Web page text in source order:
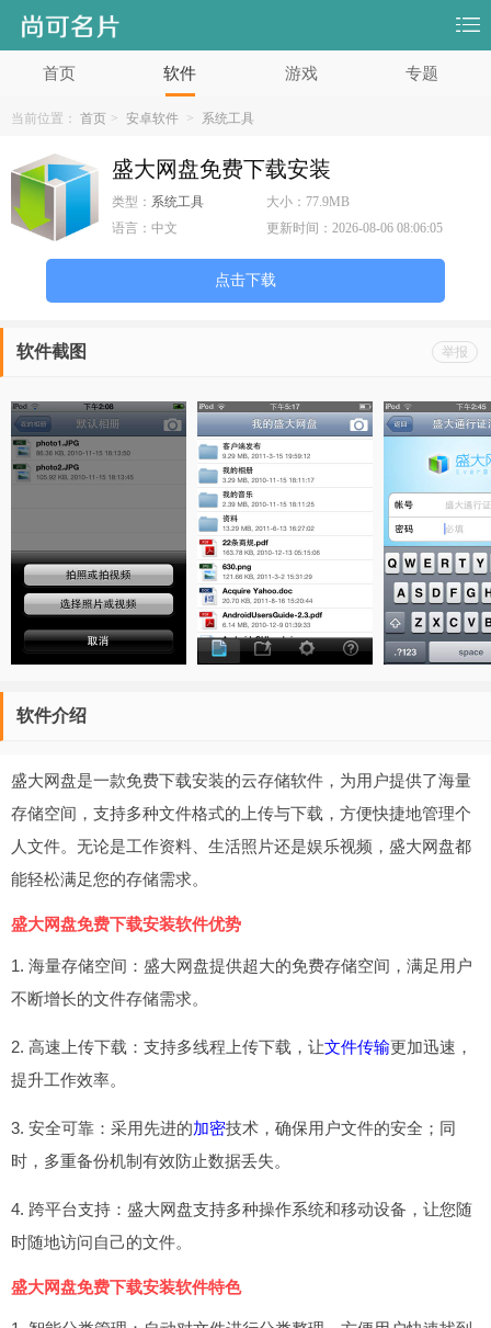
首页 软件 游戏 专题
当前位置： 首页 > 安卓软件 > 系统工具
盛大网盘免费下载安装
类型： 系统工具 大小： 77.9MB
语言： 中文 更新时间：2026-08-06 08:06:05
点击下载
举报
软件截图
软件介绍
盛大网盘是一款免费下载安装的云存储软件，为用户提供了海量
存储空间，支持多种文件格式的上传与下载，方便快捷地管理个
人文件。无论是工作资料、生活照片还是娱乐视频，盛大网盘都
能轻松满足您的存储需求。
盛大网盘免费下载安装软件优势
1. 海量存储空间：盛大网盘提供超大的免费存储空间，满足用户
不断增长的文件存储需求。
2. 高速上传下载：支持多线程上传下载，让文件传输更加迅速，
提升工作效率。
3. 安全可靠：采用先进的加密技术，确保用户文件的安全；同
时，多重备份机制有效防止数据丢失。
4. 跨平台支持：盛大网盘支持多种操作系统和移动设备，让您随
时随地访问自己的文件。
盛大网盘免费下载安装软件特色